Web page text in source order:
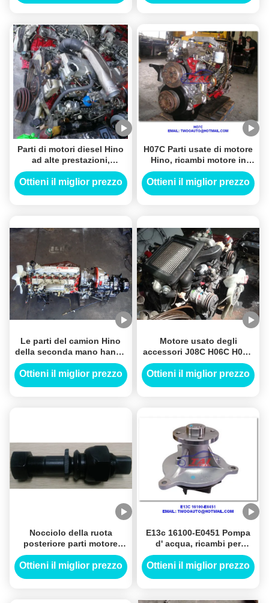
Parti di motori diesel Hino
ad alte prestazioni,
autodistruttori Hino usati
J08C J08E J05C J05E
Ottieni il miglior prezzo
H07C Parti usate di motore
Hino, ricambi motore in
buone condizioni
Ottieni il miglior prezzo
Le parti del camion Hino
della seconda mano hanno
utilizzato F20C J08C J05C
J08E J05E H06C H07C
Ottieni il miglior prezzo
Motore usato degli
accessori J08C H06C H07C
H07D EH700 EF550 del
camion Hino Motore Usado
Ottieni il miglior prezzo
Nocciolo della ruota
posteriore parti motore
Hino STD TS16949 per
Hino 12.9
Ottieni il miglior prezzo
E13c 16100-E0451 Pompa
d' acqua, ricambi per
camion Hino, per motori
diesel E13c
Ottieni il miglior prezzo